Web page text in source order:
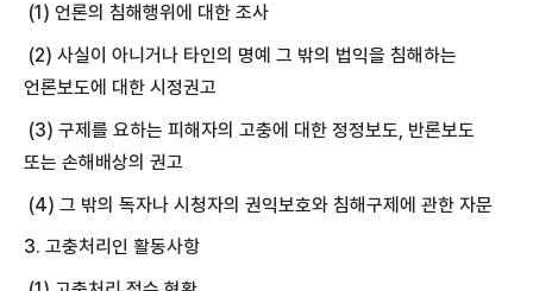
(1) 언론의 침해행위에 대한 조사
(2) 사실이 아니거나 타인의 명예 그 밖의 법익을 침해하는
언론보도에 대한 시정권고
(3) 구제를 요하는 피해자의 고충에 대한 정정보도, 반론보도
또는 손해배상의 권고
(4) 그 밖의 독자나 시청자의 권익보호와 침해구제에 관한 자문
3. 고충처리인 활동사항